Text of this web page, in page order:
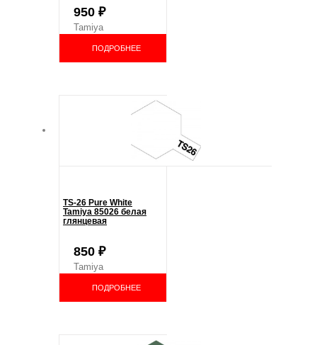
950 ₽
Tamiya
ПОДРОБНЕЕ
TS-26 Pure White
Tamiya 85026 белая
глянцевая
850 ₽
Tamiya
ПОДРОБНЕЕ